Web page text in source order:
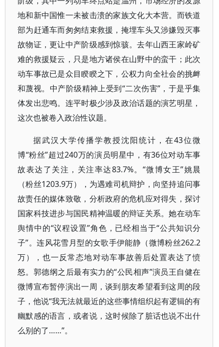
地和新中国惟一未被击溃的家族文化大本营。而铁道
部为赶通车而匆匆结束救援，掩埋车头又涉嫌毁灭事
故物证，更让中产阶级感到惊骇。去年山西王家岭矿
难的救援疑云，只是地方诸侯在山野中的蛮干；此次
动车事故已是众目睽睽之下，公权力向全社会的挑衅
和蔑视。中产阶级精神上受到“二次伤害”，于是乎集
体发出悲鸣。连平时极少涉及政治话题的演艺明星，
这次也被卷入政治性议题。
据武汉大学传播学教授沈阳统计，在43位微
博“粉丝”超过240万的演员明星中，有36位对动车事
故表达了关注，关注率达83.7%。“微博女王”姚晨
（粉丝1203.9万），为遇难司机辩护，向坚持追问事
故责任的媒体致敬，分析政府的危机应对得失，探讨
国家科技进步与国民精神温暖的辩证关系。她在动车
舆情中的“议程设置”角色，已经相当于“公共知识分
子”。连风花雪月型的女歌手伊能静（微博粉丝262.2
万），也一反常态地对动车事故善后处置表达了愤
怒。郭德纲之后最有实力的“公民相声”演员王自健在
微博宣布暂停演出一周，谈到朋友希望看到这周的段
子，他说“我无法就最近的这些事情组织起有逻辑的有
幽默感的语言，或者说，这时候除了脏话也说不出什
么别的了……”。